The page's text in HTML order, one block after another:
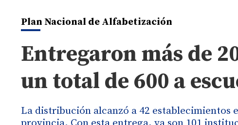
Plan Nacional de Alfabetización
Entregaron más de
un total de 600 a
La distribución alcanzó a 42 establecimientos